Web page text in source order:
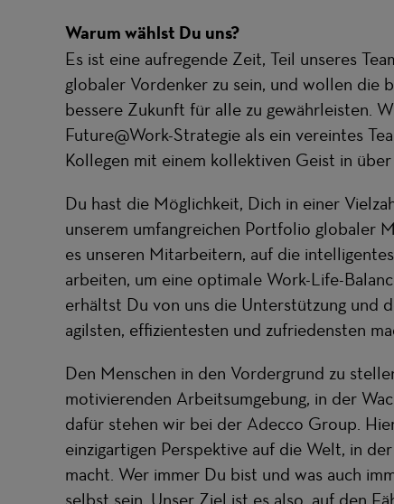
Warum wählst Du uns?
Es ist eine aufregende Zeit, Teil unseres
globaler Vordenker zu sein, und wollen die
bessere Zukunft für alle zu gewährleisten.
Future@Work-Strategie als ein vereintes
Kollegen mit einem kollektiven Geist in
Du hast die Möglichkeit, Dich in einer
unserem umfangreichen Portfolio globaler
es unseren Mitarbeitern, auf die
arbeiten, um eine optimale Work-Life-
erhältst Du von uns die Unterstützung und
agilsten, effizientesten und zufriedensten
Den Menschen in den Vordergrund zu
motivierenden Arbeitsumgebung, in der
dafür stehen wir bei der Adecco Group.
einzigartigen Perspektive auf die Welt, in
macht. Wer immer Du bist und was auch
selbst sein. Unser Ziel ist es also, auf den